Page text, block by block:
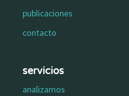
publicaciones
contacto
servicios
analizamos